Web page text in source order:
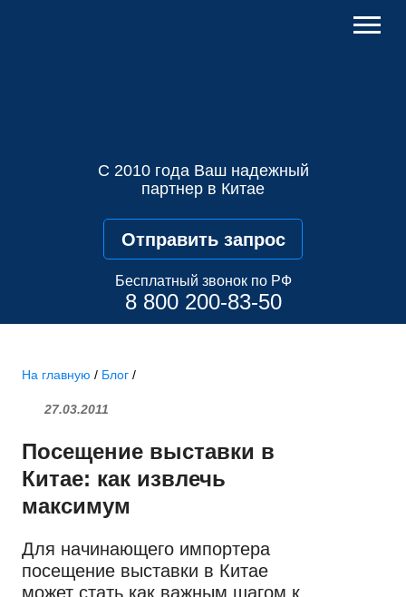
С 2010 года Ваш надежный
партнер в Китае
Отправить запрос
Бесплатный звонок по РФ
8 800 200-83-50
На главную / Блог /
27.03.2011
Посещение выставки в
Китае: как извлечь
максимум
Для начинающего импортера
посещение выставки в Китае
может стать как важным шагом к